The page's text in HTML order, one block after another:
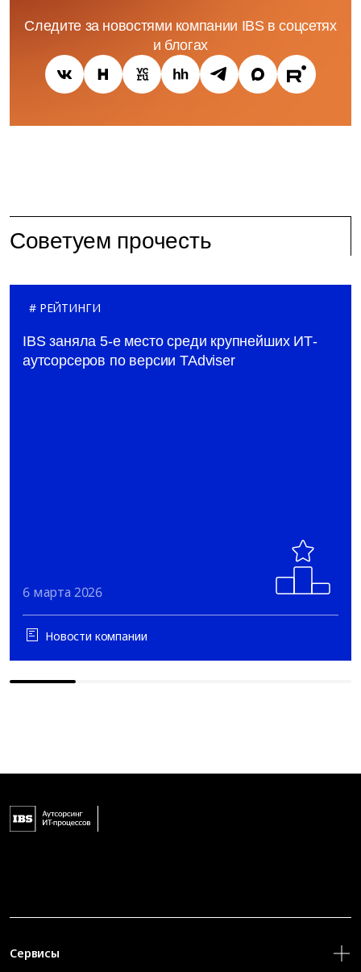
Следите за новостями компании IBS в соцсетях
и блогах
Советуем прочесть
РЕЙТИНГИ
IBS заняла 5-е место среди крупнейших ИТ-
аутсорсеров по версии TAdviser
6 марта 2026
Новости компании
Сервисы